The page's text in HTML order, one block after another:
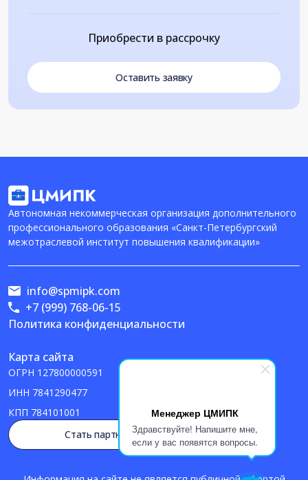
Менеджер ЦМИПК
Здравствуйте! Напишите мне,
если у вас появятся вопросы.
Приобрести в рассрочку
Оставить заявку
Автономная некоммерческая организация дополнительного
профессионального образования «Санкт-Петербургский
межотраслевой институт повышения квалификации»
Политика конфиденциальности
Карта сайта
ОГРН 127800000591
ИНН 7841290477
КПП 784101001
info@spmipk.com
+7 (999) 768-06-15
Стать партнером